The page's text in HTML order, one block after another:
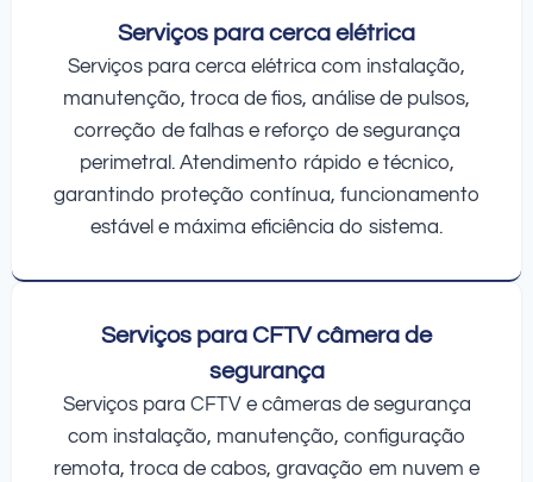
Serviços para cerca elétrica
Serviços para cerca elétrica com instalação,
manutenção, troca de fios, análise de pulsos,
correção de falhas e reforço de segurança
perimetral. Atendimento rápido e técnico,
garantindo proteção contínua, funcionamento
estável e máxima eficiência do sistema.
Serviços para CFTV câmera de
segurança
Serviços para CFTV e câmeras de segurança
com instalação, manutenção, configuração
remota, troca de cabos, gravação em nuvem e